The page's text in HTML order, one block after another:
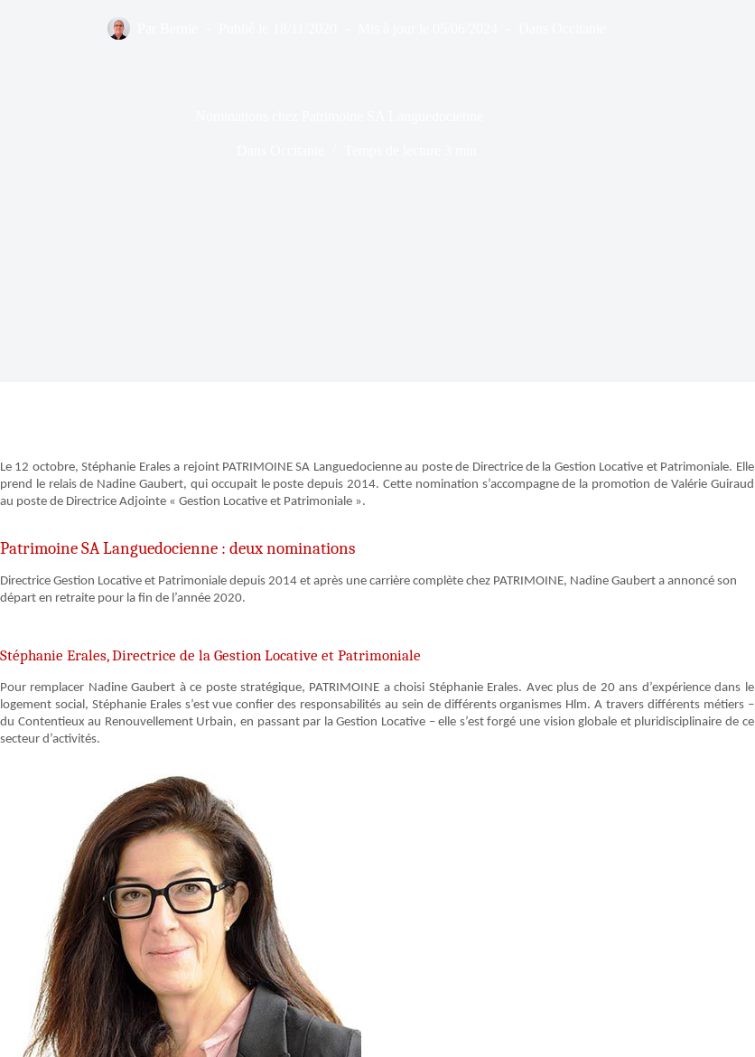
Le 12 octobre, Stéphanie Erales a rejoint PATRIMOINE SA Languedocienne au poste de Directrice de la Gestion Locative et Patrimoniale. Elle
prend le relais de Nadine Gaubert, qui occupait le poste depuis 2014. Cette nomination s’accompagne de la promotion de Valérie Guiraud
au poste de Directrice Adjointe « Gestion Locative et Patrimoniale ».
Patrimoine SA Languedocienne : deux nominations
Directrice Gestion Locative et Patrimoniale depuis 2014 et après une carrière complète chez PATRIMOINE, Nadine Gaubert a annoncé son
départ en retraite pour la fin de l’année 2020.
Stéphanie Erales, Directrice de la Gestion Locative et Patrimoniale
Pour remplacer Nadine Gaubert à ce poste stratégique, PATRIMOINE a choisi Stéphanie Erales. Avec plus de 20 ans d’expérience dans le
logement social, Stéphanie Erales s’est vue confier des responsabilités au sein de différents organismes Hlm. A travers différents métiers –
du Contentieux au Renouvellement Urbain, en passant par la Gestion Locative – elle s’est forgé une vision globale et pluridisciplinaire de ce
secteur d’activités.